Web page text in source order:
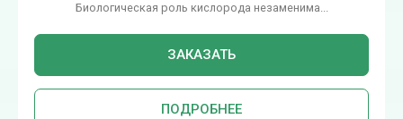
Биологическая роль кислорода незаменима...
ЗАКАЗАТЬ
ПОДРОБНЕЕ